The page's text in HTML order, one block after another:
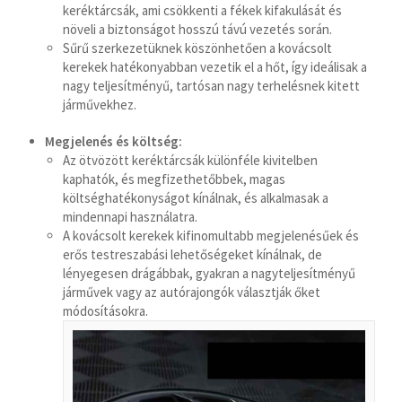
keréktárcsák, ami csökkenti a fékek kifakulását és
növeli a biztonságot hosszú távú vezetés során.
Sűrű szerkezetüknek köszönhetően a kovácsolt
kerekek hatékonyabban vezetik el a hőt, így ideálisak a
nagy teljesítményű, tartósan nagy terhelésnek kitett
járművekhez.
Megjelenés és költség:
Az ötvözött keréktárcsák különféle kivitelben
kaphatók, és megfizethetőbbek, magas
költséghatékonyságot kínálnak, és alkalmasak a
mindennapi használatra.
A kovácsolt kerekek kifinomultabb megjelenésűek és
erős testreszabási lehetőségeket kínálnak, de
lényegesen drágábbak, gyakran a nagyteljesítményű
járművek vagy az autórajongók választják őket
módosításokra.
मराठी
Монгол
മലയാളം
ಕನ್ನಡ
ភាសាខ្មែរ
ქართული
Basa Jawa
हिन्दी